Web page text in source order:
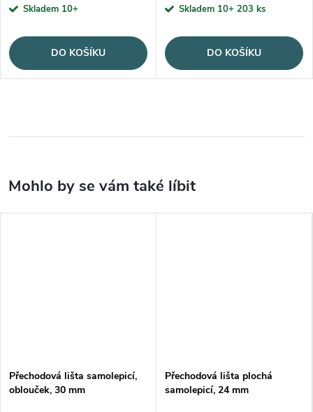
Skladem 10+
DO KOŠÍKU
Skladem 10+ 203 ks
DO KOŠÍKU
Přechodová lišta samolepicí,
oblouček, 30 mm
Přechodová lišta plochá
samolepicí, 24 mm